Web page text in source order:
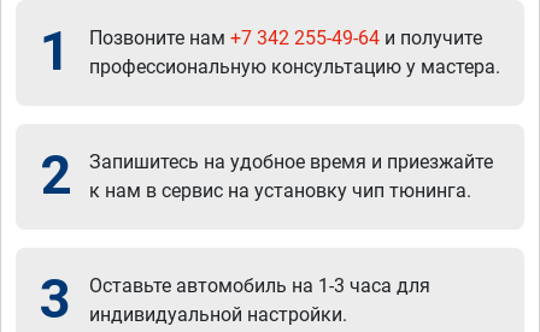
1 Позвоните нам +7 342 255-49-64 и получите
профессиональную консультацию у мастера.
2
Запишитесь на удобное время и приезжайте
к нам в сервис на установку чип тюнинга.
3
Оставьте автомобиль на 1-3 часа для
индивидуальной настройки.